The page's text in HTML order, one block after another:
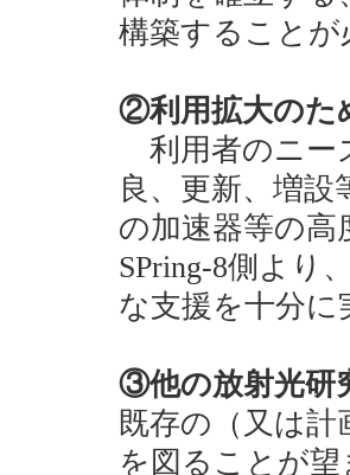
構築すること
②利用拡大のた
利用者のニー
良、更新、増設
の加速器等の
SPring-8側より
な支援を十分
③他の放射光研
既存の（又は
を図ることが